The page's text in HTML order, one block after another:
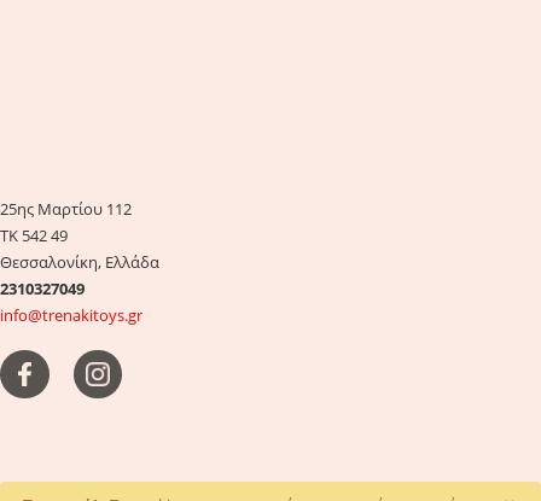
25ης Μαρτίου 112
ΤΚ 542 49
Θεσσαλονίκη, Ελλάδα
2310327049
info@trenakitoys.gr